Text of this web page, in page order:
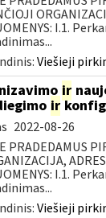
I.1.
Viešieji
ir
ir
2022-08-26
PRADEDAMUS
I.1.
Viešieji